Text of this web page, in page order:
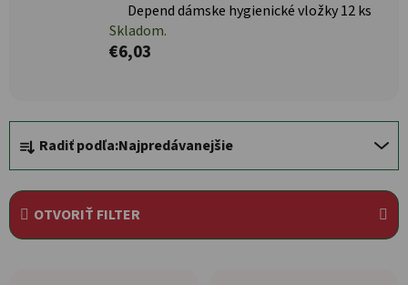
Depend dámske hygienické vložky 12 ks
Skladom.
€6,03
Radiť podľa:Najpredávanejšie
OTVORIŤ FILTER